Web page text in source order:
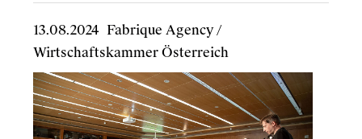
13.08.2024 Fabrique Agency/
Wirtschaftskammer Österreich